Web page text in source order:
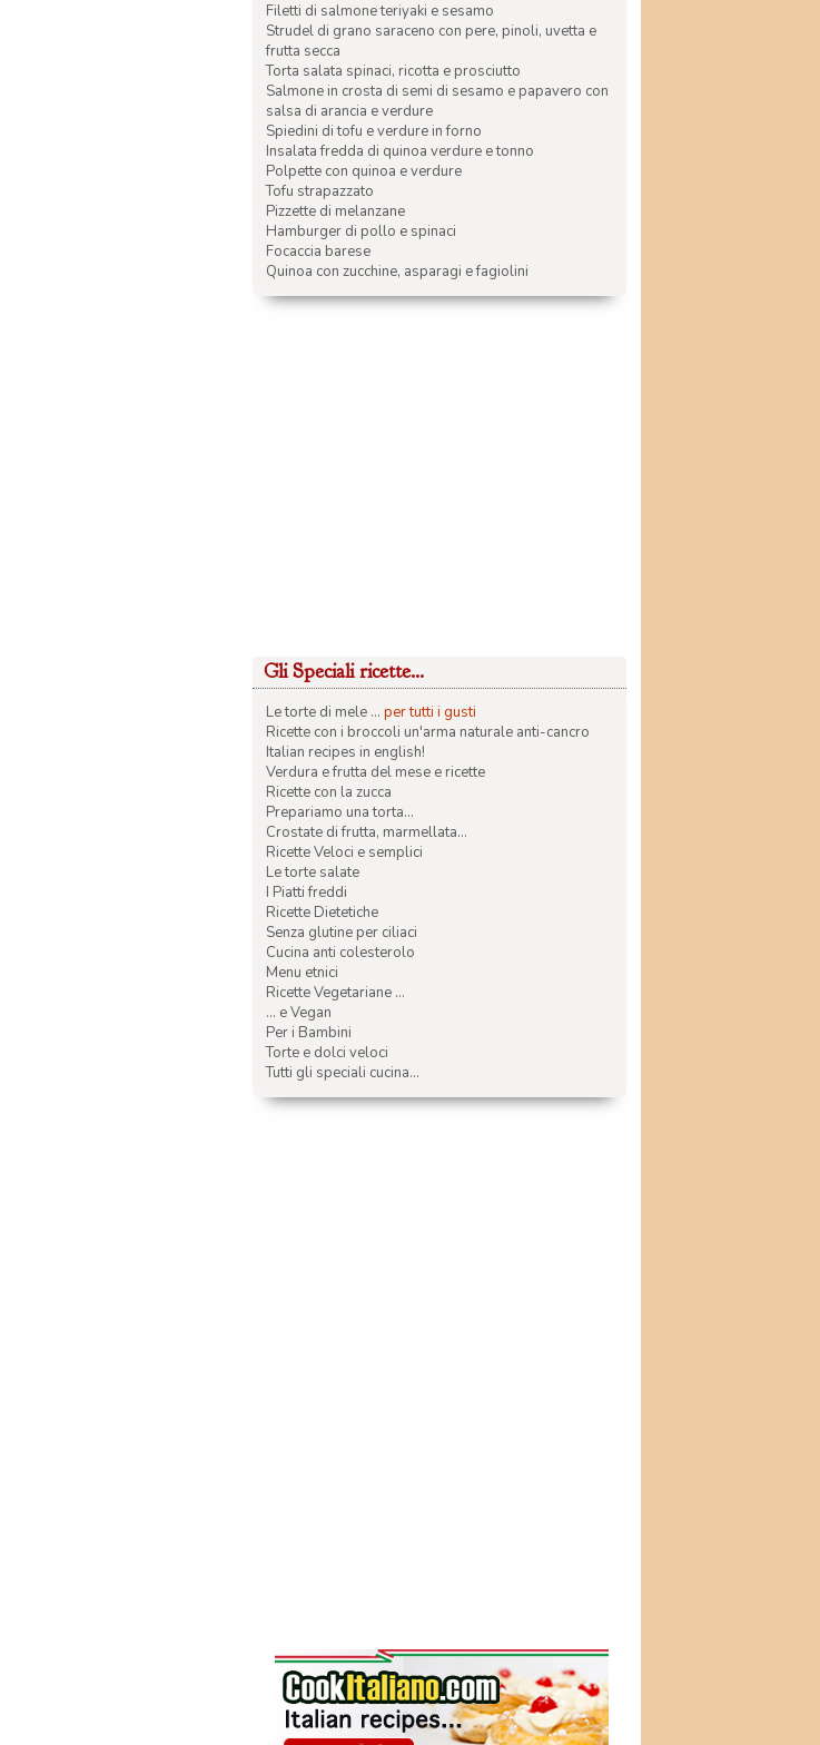
Filetti di salmone teriyaki e sesamo
Strudel di grano saraceno con pere, pinoli, uvetta e
frutta secca
Torta salata spinaci, ricotta e prosciutto
Salmone in crosta di semi di sesamo e papavero con
salsa di arancia e verdure
Spiedini di tofu e verdure in forno
Insalata fredda di quinoa verdure e tonno
Polpette con quinoa e verdure
Tofu strapazzato
Pizzette di melanzane
Hamburger di pollo e spinaci
Focaccia barese
Quinoa con zucchine, asparagi e fagiolini
Gli Speciali ricette...
Le torte di mele ... per tutti i gusti
Ricette con i broccoli un'arma naturale anti-cancro
Italian recipes in english!
Verdura e frutta del mese e ricette
Ricette con la zucca
Prepariamo una torta...
Crostate di frutta, marmellata...
Ricette Veloci e semplici
Le torte salate
I Piatti freddi
Ricette Dietetiche
Senza glutine per ciliaci
Cucina anti colesterolo
Menu etnici
Ricette Vegetariane ...
... e Vegan
Per i Bambini
Torte e dolci veloci
Tutti gli speciali cucina...